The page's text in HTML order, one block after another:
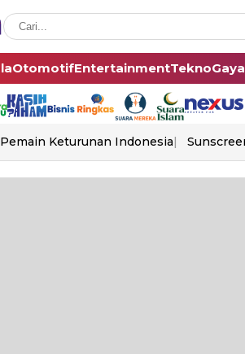
OtomotifEntertainmentTekno
Pemain Keturunan Indonesia